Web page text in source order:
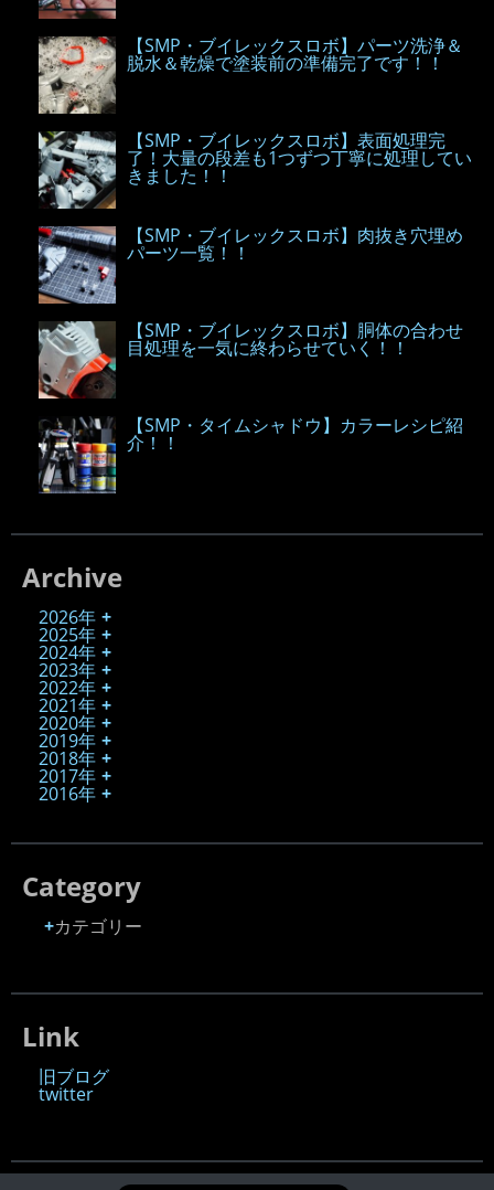
【SMP・ブイレックスロボ】パーツ洗浄＆
脱水＆乾燥で塗装前の準備完了です！！
【SMP・ブイレックスロボ】表面処理完
了！大量の段差も1つずつ丁寧に処理してい
きました！！
【SMP・ブイレックスロボ】肉抜き穴埋め
パーツ一覧！！
【SMP・ブイレックスロボ】胴体の合わせ
目処理を一気に終わらせていく！！
【SMP・タイムシャドウ】カラーレシピ紹
介！！
Archive
2026年
2025年
2024年
2023年
2022年
2021年
2020年
2019年
2018年
2017年
2016年
Category
カテゴリー
Link
旧ブログ
twitter